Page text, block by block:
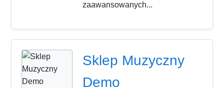
zaawansowanych...
Sklep Muzyczny
Demo